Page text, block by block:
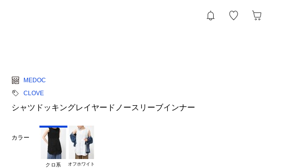
MEDOC
CLOVE
シャツドッキングレイヤードノースリーブインナー
カラー
クロ系 オフホワイト